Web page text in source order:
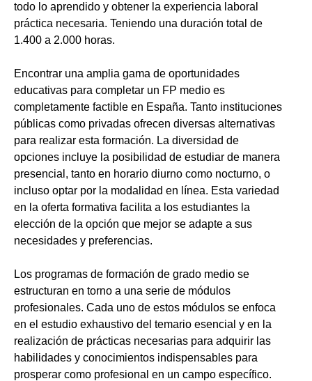
todo lo aprendido y obtener la experiencia laboral
práctica necesaria. Teniendo una duración total de
1.400 a 2.000 horas.
Encontrar una amplia gama de oportunidades
educativas para completar un FP medio es
completamente factible en España. Tanto instituciones
públicas como privadas ofrecen diversas alternativas
para realizar esta formación. La diversidad de
opciones incluye la posibilidad de estudiar de manera
presencial, tanto en horario diurno como nocturno, o
incluso optar por la modalidad en línea. Esta variedad
en la oferta formativa facilita a los estudiantes la
elección de la opción que mejor se adapte a sus
necesidades y preferencias.
Los programas de formación de grado medio se
estructuran en torno a una serie de módulos
profesionales. Cada uno de estos módulos se enfoca
en el estudio exhaustivo del temario esencial y en la
realización de prácticas necesarias para adquirir las
habilidades y conocimientos indispensables para
prosperar como profesional en un campo específico.